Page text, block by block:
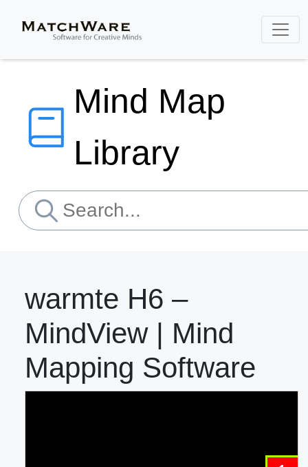
Mind Map
Library
warmte H6 –
MindView | Mind
Mapping Software